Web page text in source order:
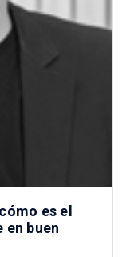
es el
buen